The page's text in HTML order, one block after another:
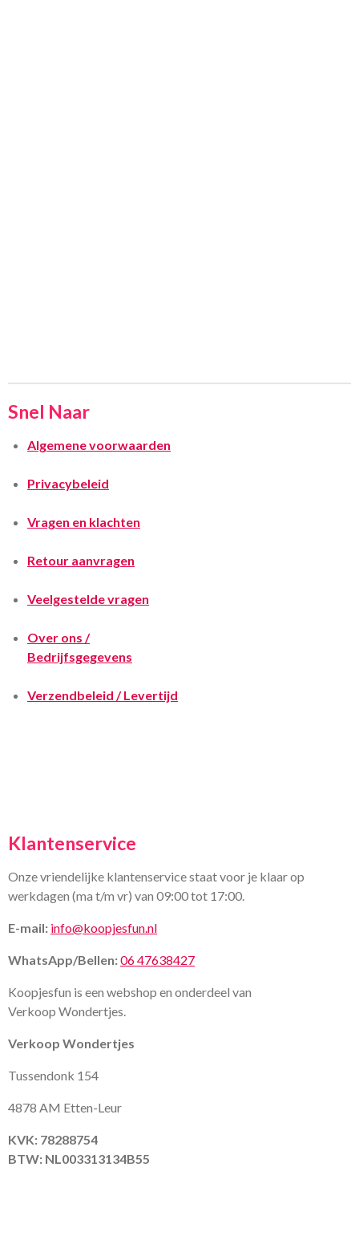
Snel Naar
Algemene voorwaarden
Privacybeleid
Vragen en klachten
Retour aanvragen
Veelgestelde vragen
Over ons /
Bedrijfsgegevens
Verzendbeleid / Levertijd
Klantenservice
Onze vriendelijke klantenservice staat voor je klaar op
werkdagen (ma t/m vr) van 09:00 tot 17:00.
E-mail: info@koopjesfun.nl
WhatsApp/Bellen:06 47638427
Koopjesfun is een webshop en onderdeel van
Verkoop Wondertjes.
Verkoop Wondertjes
Tussendonk 154
4878 AM Etten-Leur
KVK: 78288754
BTW: NL003313134B55